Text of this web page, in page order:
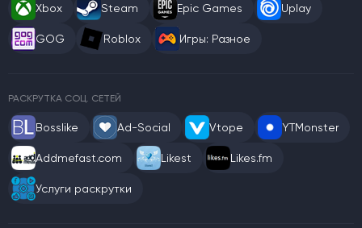
Xbox Steam Epic Games Uplay
GOG Roblox Игры: Разное
РАСКРУТКА СОЦ. СЕТЕЙ
Bosslike Ad-Social Vtope YTMonster
Addmefast.com Likest Likes.fm
Услуги раскрутки